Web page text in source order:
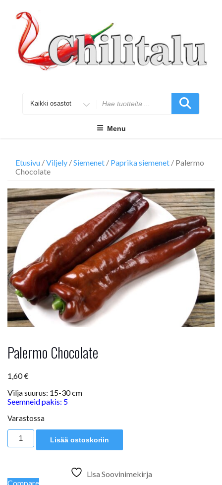
content
for
Menu
Etusivu /Viljely /Siemenet / Paprika siemenet / Palermo
Chocolate
Palermo Chocolate
1,60€
Vilja suurus: 15-30 cm
Seemneid pakis: 5
Varastossa
Palermo
Chocolate
Lisää ostoskoriin
Lisa Soovinimekirja
Compare